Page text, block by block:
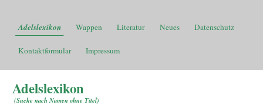
Adelslexikon Wappen Literatur Neues Datenschutz
Kontaktformular Impressum
Adelslexikon
(Suche nach Namen ohne Titel)